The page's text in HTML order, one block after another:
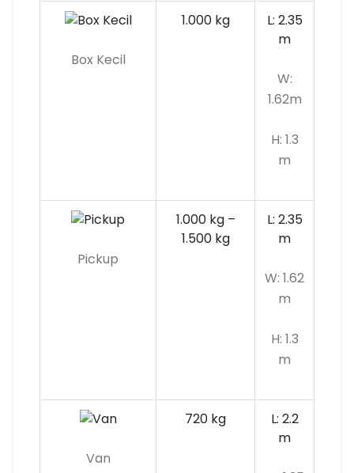
Box Kecil
1.000 kg
L: 2.35
m
W:
1.62m
H: 1.3
m
Pickup
1.000 kg –
1.500 kg
L: 2.35
m
W: 1.62
m
H: 1.3
m
Van
720 kg
L: 2.2
m